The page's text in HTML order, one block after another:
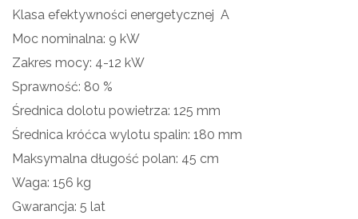
Klasa efektywności energetycznej A
Moc nominalna: 9 kW
Zakres mocy: 4-12 kW
Sprawność: 80 %
Średnica dolotu powietrza: 125 mm
Średnica króćca wylotu spalin: 180 mm
Maksymalna długość polan: 45 cm
Waga: 156 kg
Gwarancja: 5 lat